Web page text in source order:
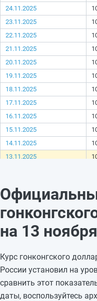
24.11.2025
23.11.2025
22.11.2025
21.11.2025
20.11.2025
19.11.2025
18.11.2025
17.11.2025
16.11.2025
15.11.2025
14.11.2025
13.11.2025
10.11.2025
09.11.2025
08.11.2025
07.11.2025
на 13
Курс гонконгского
России установил на
сравнить этот
даты, воспользуйтесь